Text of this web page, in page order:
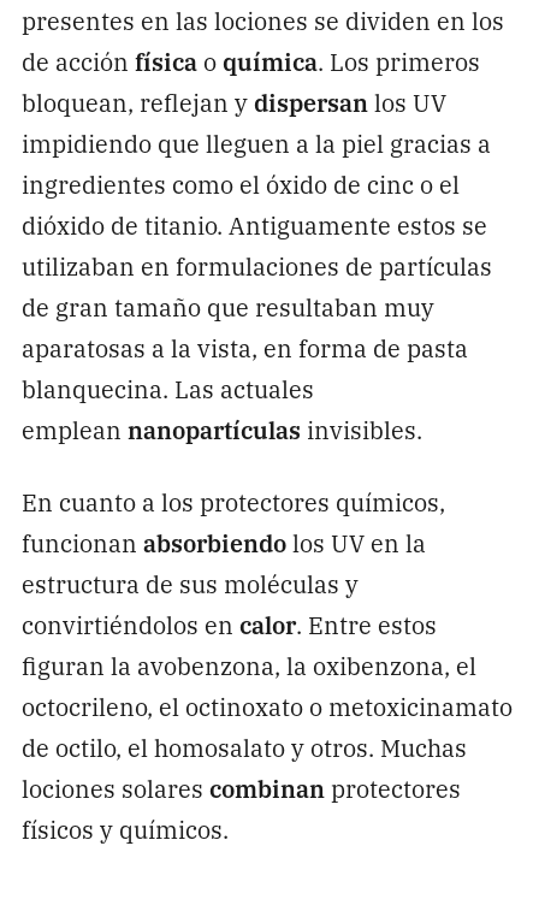
presentes en las lociones se dividen en los
de acción físicaoquímica. Los primeros
bloquean, reflejan ydispersanlos UV
impidiendo que lleguen a la piel gracias a
ingredientes como el óxido de cinc o el
dióxido de titanio. Antiguamente estos se
utilizaban en formulaciones de partículas
de gran tamaño que resultaban muy
aparatosas a la vista, en forma de pasta
blanquecina. Las actuales
emplean nanopartículas invisibles.
En cuanto a los protectores químicos,
funcionan absorbiendolos UV en la
estructura de sus moléculas y
convirtiéndolos en calor. Entre estos
figuran la avobenzona, la oxibenzona, el
octocrileno, el octinoxato o metoxicinamato
de octilo, el homosalato y otros. Muchas
lociones solares combinanprotectores
físicos y químicos.